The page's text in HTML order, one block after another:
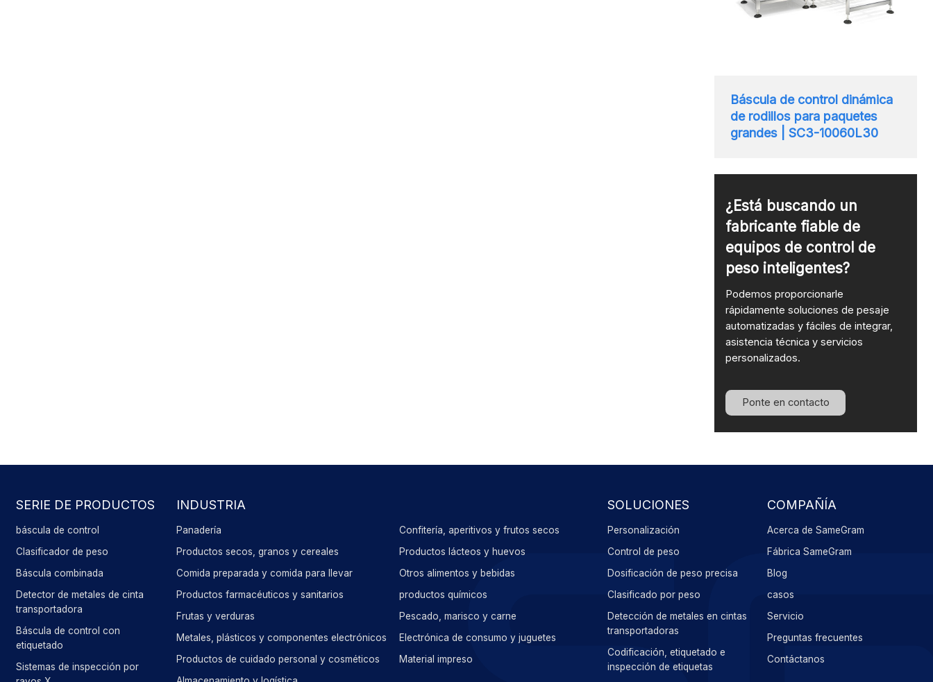
Báscula de control dinámica
de rodillos para paquetes
grandes | SC3-10060L30
¿Está buscando un
fabricante fiable de
equipos de control de
peso inteligentes?
Podemos proporcionarle
rápidamente soluciones de pesaje
automatizadas y fáciles de integrar,
asistencia técnica y servicios
personalizados.
Ponte en contacto
SERIE DE PRODUCTOS
báscula de control
Clasificador de peso
Báscula combinada
Detector de metales de cinta
transportadora
Báscula de control con
etiquetado
Sistemas de inspección por
INDUSTRIA
Panadería
Confitería, aperitivos y frutos secos
Productos secos, granos y cereales
Productos lácteos y huevos
Comida preparada y comida para llevar
Otros alimentos y bebidas
Productos farmacéuticos y sanitarios
productos químicos
Frutas y verduras
Pescado, marisco y carne
Metales, plásticos y componentes electrónicos
Electrónica de consumo y juguetes
Productos de cuidado personal y cosméticos
Material impreso
SOLUCIONES
Personalización
Control de peso
Dosificación de peso precisa
Clasificado por peso
Detección de metales en cintas
transportadoras
Codificación, etiquetado e
inspección de etiquetas
COMPAÑÍA
Acerca de SameGram
Fábrica SameGram
Blog
casos
Servicio
Preguntas frecuentes
Contáctanos